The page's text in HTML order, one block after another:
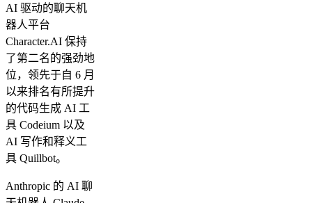
AI 驱动的聊天机
器人平台
Character.AI 保持
了第二名的强劲地
位，领先于自 6 月
以来排名有所提升
的代码生成 AI 工
具 Codeium 以及
AI 写作和释义工
具 Quillbot。
Anthropic 的 AI 聊